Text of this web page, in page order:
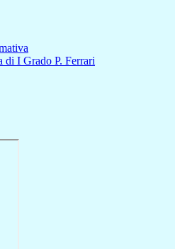
di I Grado P. Ferrari